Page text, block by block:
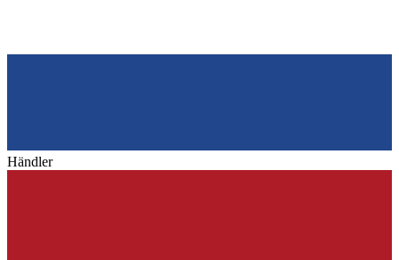
Händler